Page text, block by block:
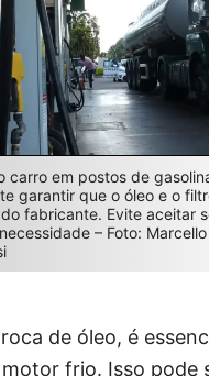
carro em postos de
garantir que o óleo e o
fabricante. Evite aceitar
– Foto:
de óleo, é
frio. Isso pode